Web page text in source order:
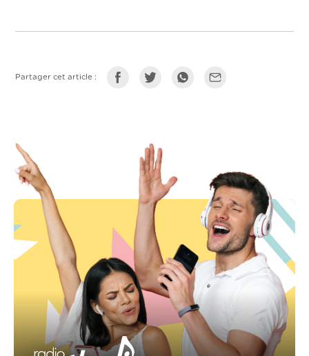
Partager cet article :